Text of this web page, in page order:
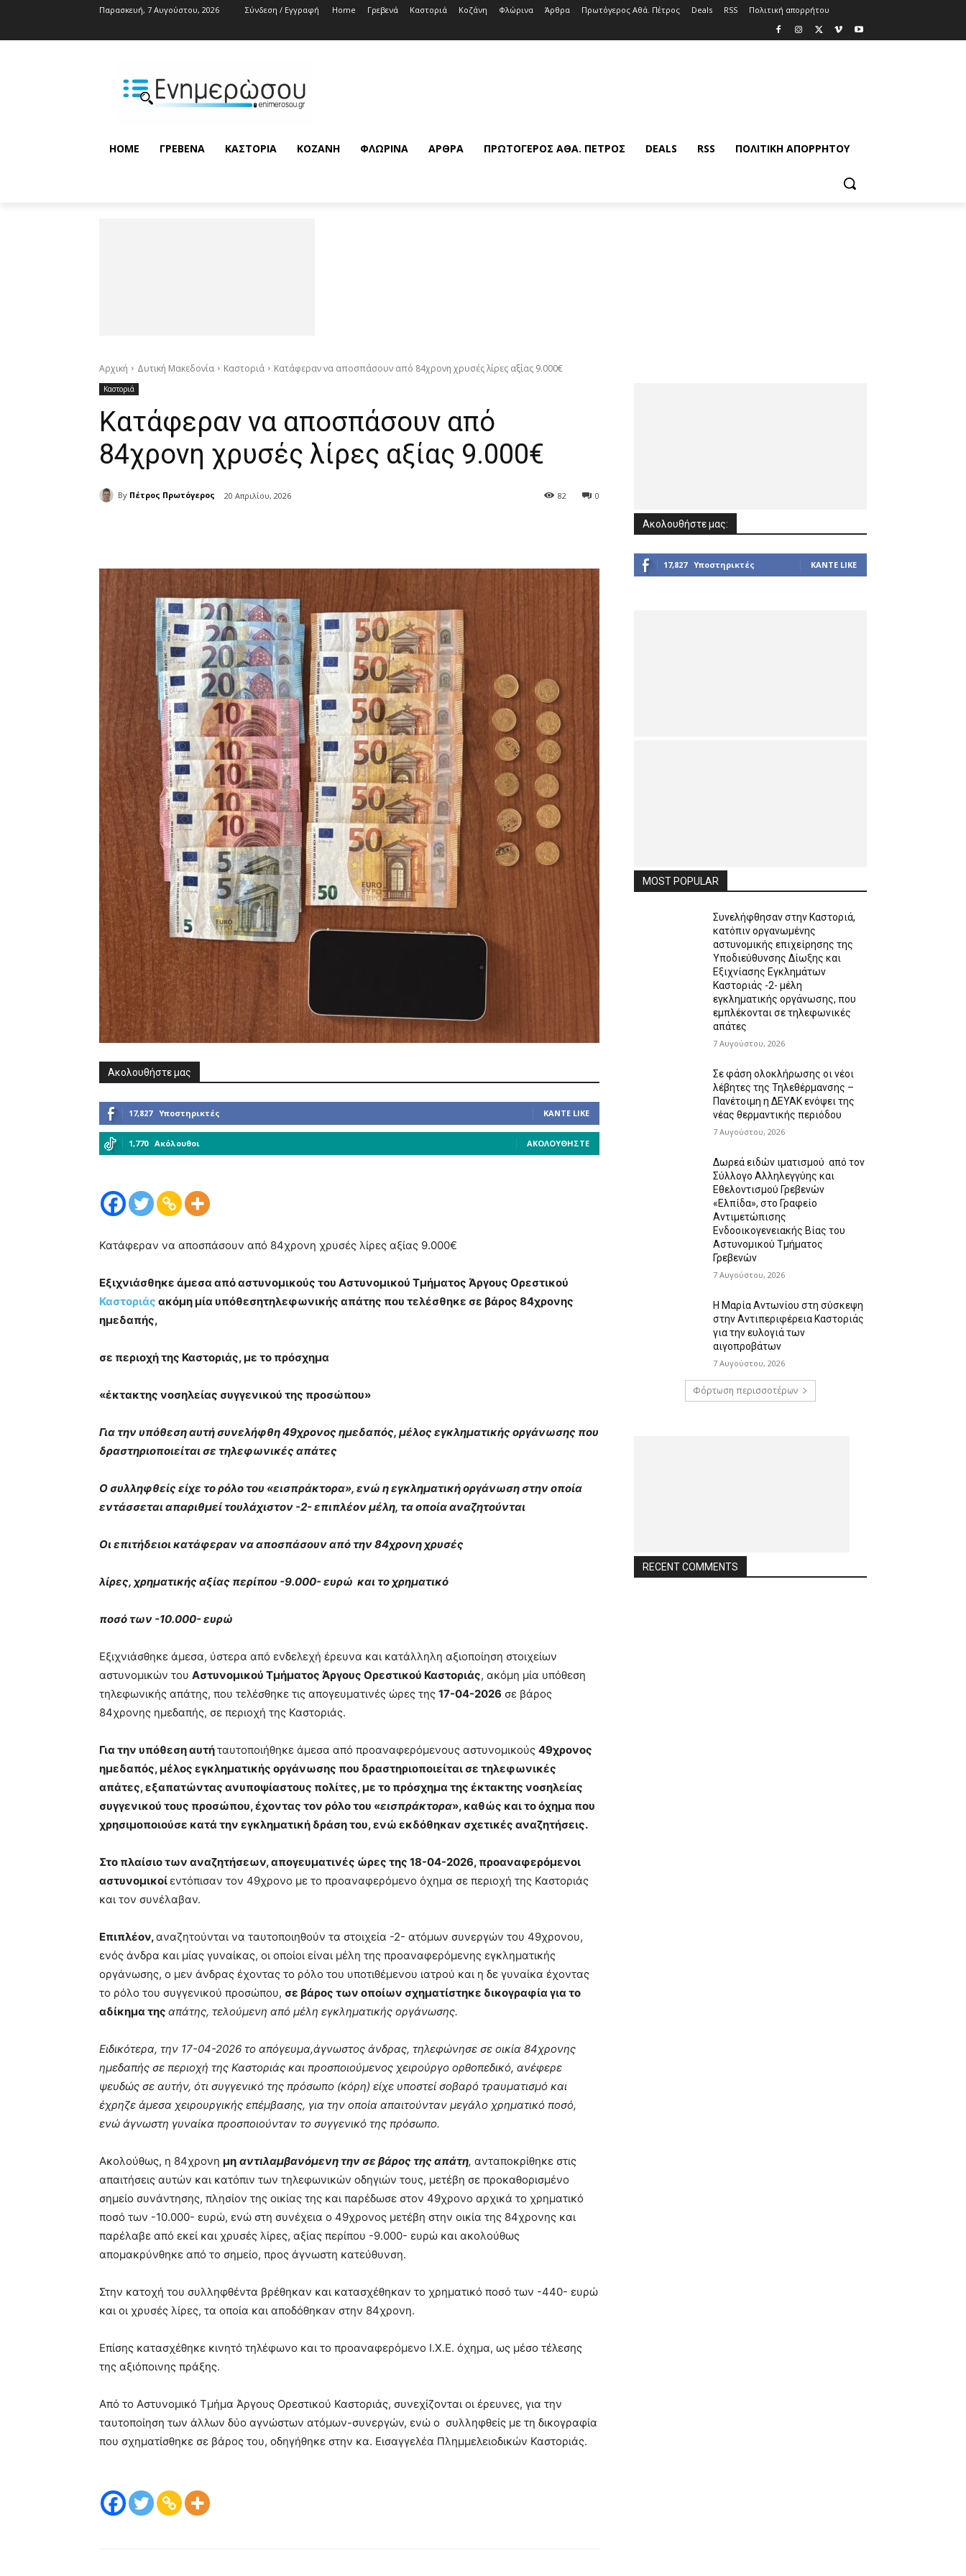
Παρασκευή, 7 Αυγούστου, 2026 Σύνδεση / Εγγραφή Home Γρεβενά Καστοριά Κοζάνη Φλώρινα Άρθρα Πρωτόγερος Αθά. Πέτρος Deals RSS Πολιτική απορρήτου
HOME ΓΡΕΒΕΝΆ ΚΑΣΤΟΡΙΆ ΚΟΖΆΝΗ ΦΛΏΡΙΝΑ ΆΡΘΡΑ ΠΡΩΤΌΓΕΡΟΣ ΑΘΆ. ΠΈΤΡΟΣ DEALS RSS ΠΟΛΙΤΙΚΉ ΑΠΟΡΡΉΤΟΥ
Αρχική Δυτική Μακεδονία Καστοριά Κατάφεραν να αποσπάσουν από 84χρονη χρυσές λίρες αξίας 9.000€
Καστοριά
Κατάφεραν να αποσπάσουν από
84χρονη χρυσές λίρες αξίας 9.000€
By Πέτρος Πρωτόγερος 20 Απριλίου, 2026 0
82
Ακολουθήστε μας
17,827 Υποστηρικτές ΚΆΝΤΕ LIKE
1,770 Ακόλουθοι ΑΚΟΛΟΥΘΉΣΤΕ
Κατάφεραν να αποσπάσουν από 84χρονη χρυσές λίρες αξίας 9.000€
Εξιχνιάσθηκε άμεσα από αστυνομικούς του Αστυνομικού Τμήματος Άργους Ορεστικού
Καστοριάς ακόμη μία υπόθεσητηλεφωνικής απάτης που τελέσθηκε σε βάρος 84χρονης
ημεδαπής,
σε περιοχή της Καστοριάς,με το πρόσχημα
«έκτακτης νοσηλείας συγγενικού της προσώπου»
Για την υπόθεση αυτή συνελήφθη 49χρονος ημεδαπός, μέλος εγκληματικής οργάνωσης που
δραστηριοποιείται σε τηλεφωνικές απάτες
Ο συλληφθείς είχε το ρόλο του «εισπράκτορα», ενώ η εγκληματική οργάνωση στην οποία
εντάσσεται απαριθμεί τουλάχιστον -2- επιπλέον μέλη, τα οποία αναζητούνται
Οι επιτήδειοι κατάφεραν να αποσπάσουν από την 84χρονη χρυσές
λίρες, χρηματικής αξίας περίπου -9.000- ευρώ και το χρηματικό
ποσό των -10.000- ευρώ
Εξιχνιάσθηκε άμεσα, ύστερα από ενδελεχή έρευνα και κατάλληλη αξιοποίηση στοιχείων
αστυνομικών του Αστυνομικού Τμήματος Άργους Ορεστικού Καστοριάς, ακόμη μία υπόθεση
τηλεφωνικής απάτης, που τελέσθηκε τις απογευματινές ώρες της 17-04-2026 σε βάρος
84χρονης ημεδαπής, σε περιοχή της Καστοριάς.
Για την υπόθεση αυτήταυτοποιήθηκε άμεσα από προαναφερόμενους αστυνομικούς 49χρονος
ημεδαπός, μέλος εγκληματικής οργάνωσης που δραστηριοποιείται σε τηλεφωνικές
απάτες, εξαπατώντας ανυποψίαστους πολίτες, με το πρόσχημα της έκτακτης νοσηλείας
συγγενικού τους προσώπου, έχοντας τον ρόλο του «εισπράκτορα», καθώς και το όχημα που
χρησιμοποιούσε κατά την εγκληματική δράση του, ενώ εκδόθηκαν σχετικές αναζητήσεις.
Στο πλαίσιο των αναζητήσεων, απογευματινές ώρες της 18-04-2026, προαναφερόμενοι
αστυνομικοίεντόπισαν τον 49χρονο με το προαναφερόμενο όχημα σε περιοχή της Καστοριάς
και τον συνέλαβαν.
Επιπλέον,αναζητούνται να ταυτοποιηθούν τα στοιχεία -2- ατόμων συνεργών του 49χρονου,
ενός άνδρα και μίας γυναίκας, οι οποίοι είναι μέλη της προαναφερόμενης εγκληματικής
οργάνωσης, ο μεν άνδρας έχοντας το ρόλο του υποτιθέμενου ιατρού και η δε γυναίκα έχοντας
το ρόλο του συγγενικού προσώπου, σε βάρος των οποίων σχηματίστηκε δικογραφία για το
αδίκημα της απάτης, τελούμενη από μέλη εγκληματικής οργάνωσης.
Ειδικότερα, την 17-04-2026 το απόγευμα,άγνωστος άνδρας, τηλεφώνησε σε οικία 84χρονης
ημεδαπής σε περιοχή της Καστοριάς και προσποιούμενος χειρούργο ορθοπεδικό, ανέφερε
ψευδώς σε αυτήν, ότι συγγενικό της πρόσωπο (κόρη) είχε υποστεί σοβαρό τραυματισμό και
έχρηζε άμεσα χειρουργικής επέμβασης, για την οποία απαιτούνταν μεγάλο χρηματικό ποσό,
ενώ άγνωστη γυναίκα προσποιούνταν το συγγενικό της πρόσωπο.
Ακολούθως, η 84χρονη μη αντιλαμβανόμενη την σε βάρος της απάτη, ανταποκρίθηκε στις
απαιτήσεις αυτών και κατόπιν των τηλεφωνικών οδηγιών τους, μετέβη σε προκαθορισμένο
σημείο συνάντησης, πλησίον της οικίας της και παρέδωσε στον 49χρονο αρχικά το χρηματικό
ποσό των -10.000- ευρώ, ενώ στη συνέχεια ο 49χρονος μετέβη στην οικία της 84χρονης και
παρέλαβε από εκεί και χρυσές λίρες, αξίας περίπου -9.000- ευρώ και ακολούθως
απομακρύνθηκε από το σημείο, προς άγνωστη κατεύθυνση.
Στην κατοχή του συλληφθέντα βρέθηκαν και κατασχέθηκαν το χρηματικό ποσό των -440- ευρώ
και οι χρυσές λίρες, τα οποία και αποδόθηκαν στην 84χρονη.
Επίσης κατασχέθηκε κινητό τηλέφωνο και το προαναφερόμενο Ι.Χ.Ε. όχημα, ως μέσο τέλεσης
της αξιόποινης πράξης.
Από το Αστυνομικό Τμήμα Άργους Ορεστικού Καστοριάς, συνεχίζονται οι έρευνες, για την
ταυτοποίηση των άλλων δύο αγνώστων ατόμων-συνεργών, ενώ ο συλληφθείς με τη δικογραφία
που σχηματίσθηκε σε βάρος του, οδηγήθηκε στην κα. Εισαγγελέα Πλημμελειοδικών Καστοριάς.
Ακολουθήστε μας:
17,827 Υποστηρικτές ΚΆΝΤΕ LIKE
MOST POPULAR
Συνελήφθησαν στην Καστοριά,
κατόπιν οργανωμένης
αστυνομικής επιχείρησης της
Υποδιεύθυνσης Δίωξης και
Εξιχνίασης Εγκλημάτων
Καστοριάς -2- μέλη
εγκληματικής οργάνωσης, που
εμπλέκονται σε τηλεφωνικές
απάτες
7 Αυγούστου, 2026
Σε φάση ολοκλήρωσης οι νέοι
λέβητες της Τηλεθέρμανσης –
Πανέτοιμη η ΔΕΥΑΚ ενόψει της
νέας θερμαντικής περιόδου
7 Αυγούστου, 2026
Δωρεά ειδών ιματισμού από τον
Σύλλογο Αλληλεγγύης και
Εθελοντισμού Γρεβενών
«Ελπίδα», στο Γραφείο
Αντιμετώπισης
Ενδοοικογενειακής Βίας του
Αστυνομικού Τμήματος
Γρεβενών
7 Αυγούστου, 2026
Η Μαρία Αντωνίου στη σύσκεψη
στην Αντιπεριφέρεια Καστοριάς
για την ευλογιά των
αιγοπροβάτων
7 Αυγούστου, 2026
Φόρτωση περισσοτέρων
RECENT COMMENTS